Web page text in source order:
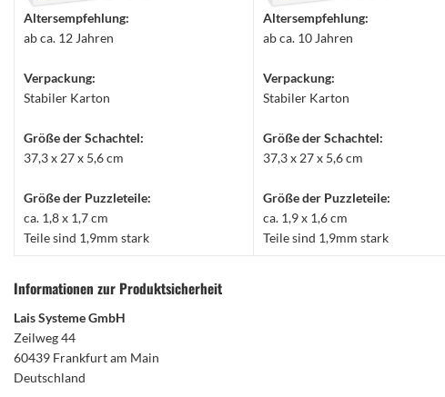
Altersempfehlung:
ab ca. 12 Jahren
Verpackung:
Stabiler Karton
Größe der Schachtel:
37,3 x 27 x 5,6 cm
Größe der Puzzleteile:
ca. 1,8 x 1,7 cm
Teile sind 1,9mm stark
Altersempfehlung:
ab ca. 10 Jahren
Verpackung:
Stabiler Karton
Größe der Schachtel:
37,3 x 27 x 5,6 cm
Größe der Puzzleteile:
ca. 1,9 x 1,6 cm
Teile sind 1,9mm stark
Informationen zur Produktsicherheit
Lais Systeme GmbH
Zeilweg 44
60439 Frankfurt am Main
Deutschland